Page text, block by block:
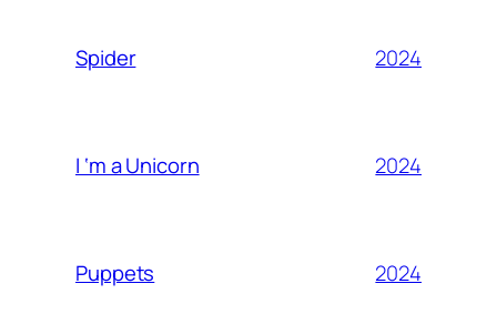
Spider 2024
I ‘m a Unicorn 2024
Puppets 2024